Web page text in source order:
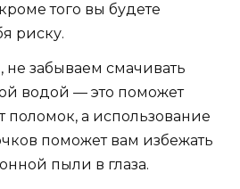
того вы будете
риску.
не забываем смачивать
водой — это поможет
поломок, а использование
поможет вам избежать
пыли в глаза.